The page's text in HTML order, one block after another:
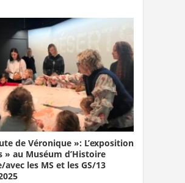
de Véronique »: L’exposition
» au Muséum d’Histoire
les MS et les GS/13